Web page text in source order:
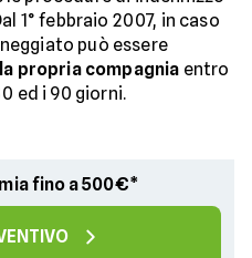
1° febbraio 2007, in caso
può essere
propria compagnia entro
ed i 90 giorni.
fino a 500€*